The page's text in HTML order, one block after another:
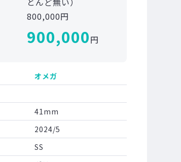
800,000円
900,000円
オメガ
41mm
2024/5
SS